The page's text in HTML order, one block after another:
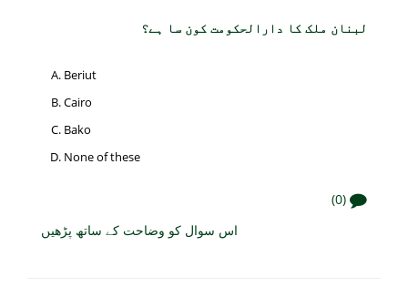
لبنان ملک کا دارالحکومت کون سا ہے؟
Beriut
Cairo
Bako
None of these
(0)
اس سوال کو وضاحت کے ساتھ پڑھیں